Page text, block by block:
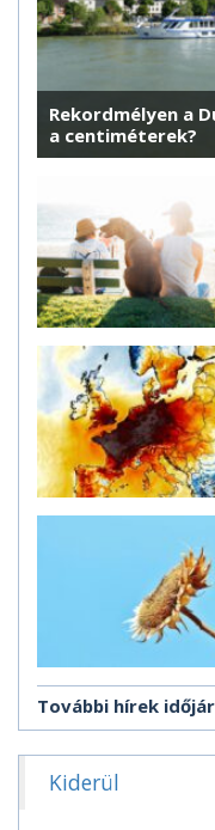
Rekordmélyen a
a centiméterek?
További hírek
Kiderül